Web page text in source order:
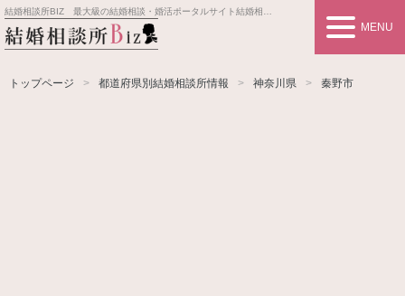
結婚相談所BIZ 最大級の結婚相談・婚活ポータルサイト結婚相談所事業者情報や婚活お見合いの悩み、対策を紹介します。
MENU
トップページ 都道府県別結婚相談所情報 神奈川県 秦野市